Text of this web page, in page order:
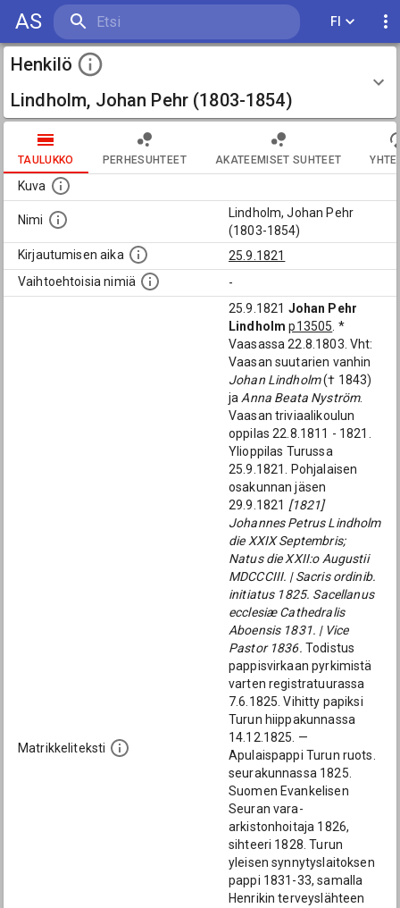
AS FI
Henkilö
Lindholm, Johan Pehr (1803-1854)
TAULUKKO PERHESUHTEET AKATEEMISET SUHTEET
Kuva
Nimi
Lindholm, Johan Pehr
(1803-1854)
Kirjautumisen aika
25.9.1821
Vaihtoehtoisia nimiä
-
Matrikkeliteksti
25.9.1821 Johan Pehr
Lindholm p13505 . *
Vaasassa 22.8.1803. Vht:
Vaasan suutarien vanhin
Johan Lindholm(† 1843)
ja Anna Beata Nyström.
Vaasan triviaalikoulun
oppilas 22.8.1811 - 1821.
Ylioppilas Turussa
25.9.1821. Pohjalaisen
osakunnan jäsen
29.9.1821 [1821]
Johannes Petrus Lindholm
die XXIX Septembris;
Natus die XXII:o Augustii
MDCCCIII. | Sacris ordinib.
initiatus 1825. Sacellanus
ecclesiæ Cathedralis
Aboensis 1831. | Vice
Pastor 1836. Todistus
pappisvirkaan pyrkimistä
varten registratuurassa
7.6.1825. Vihitty papiksi
Turun hiippakunnassa
14.12.1825. —
Apulaispappi Turun ruots.
seurakunnassa 1825.
Suomen Evankelisen
Seuran vara-
arkistonhoitaja 1826,
sihteeri 1828. Turun
yleisen synnytyslaitoksen
pappi 1831-33, samalla
Henrikin terveyslähteen